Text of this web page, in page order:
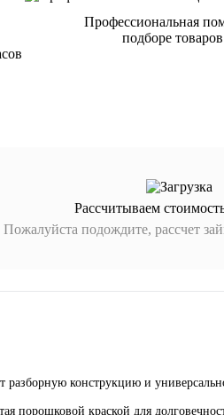
Профессиональная
подборе товаров
Рассчитываем
Пожалуйста подождите, рассчет
конструкцию и
порошковой краской для